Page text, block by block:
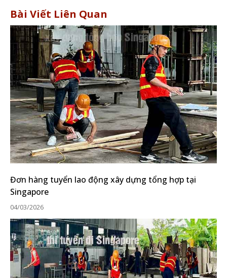
Bài Viết Liên Quan
Đơn hàng tuyển lao động xây dựng tổng hợp tại
Singapore
04/03/2026